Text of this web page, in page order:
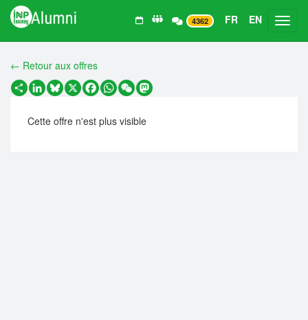
4362 FR EN
← Retour aux offres
PartagerLinkedIn
Bluesky
X Facebook
WhatsApp
WeChatMastodon
Cette offre n'est plus visible